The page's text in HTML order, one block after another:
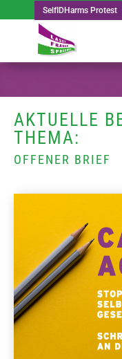
SelfIDHarms Protest
AKTUELLE
THEMA:
OFFENER BRIEF